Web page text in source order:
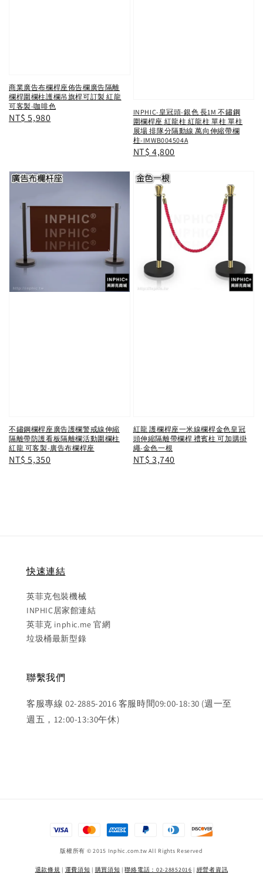
商業廣告布欄桿座佈告欄廣告隔離
欄桿圍欄柱護欄吊旗桿可訂製 紅龍
可客製-咖啡色
Regular
NT$ 5,980
INPHIC-皇冠頭-銀色 長1M 不鏽鋼
圍欄桿座 紅龍柱 紅龍柱 單柱 單柱
展場 排隊分隔動線 萬向伸縮帶欄
柱-IMWB004504A
Regular
NT$ 4,800
不鏽鋼欄桿座廣告護欄警戒線伸縮
隔離帶防護看板隔離欄活動圍欄柱
紅龍 可客製-廣告布欄桿座
Regular
NT$ 5,350
紅龍 護欄桿座一米線欄桿金色皇冠
頭伸縮隔離帶欄桿 禮賓柱 可加購掛
繩-金色一根
Regular
NT$ 3,740
快速連結
英菲克包裝機械
INPHIC居家館連結
英菲克 inphic.me 官網
垃圾桶最新型錄
聯繫我們
客服專線 02-2885-2016 客服時間09:00-18:30 (週一至
週五，12:00-13:30午休)
版權所有 © 2015 Inphic.com.tw All Rights Reserved
退款條規 | 運費須知 | 購買須知 |聯絡電話：02-28852016 | 經營者資訊